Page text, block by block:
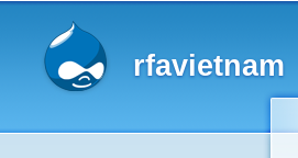
rfavietnam